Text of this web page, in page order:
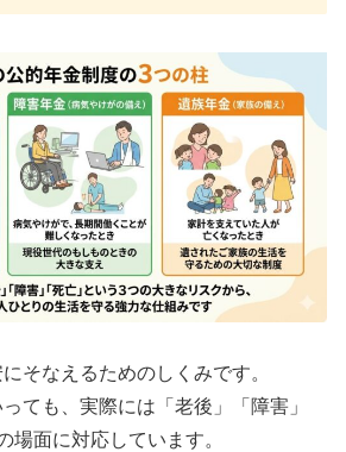
そなえるためのしくみです。
ても、実際には「老後」「障害」
場面に対応しています。